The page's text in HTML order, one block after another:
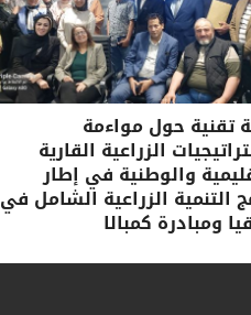
تقنية حول مواءمة
الزراعية القارية
والوطنية في إطار
التنمية الزراعية الشامل في
ومبادرة كمبالا